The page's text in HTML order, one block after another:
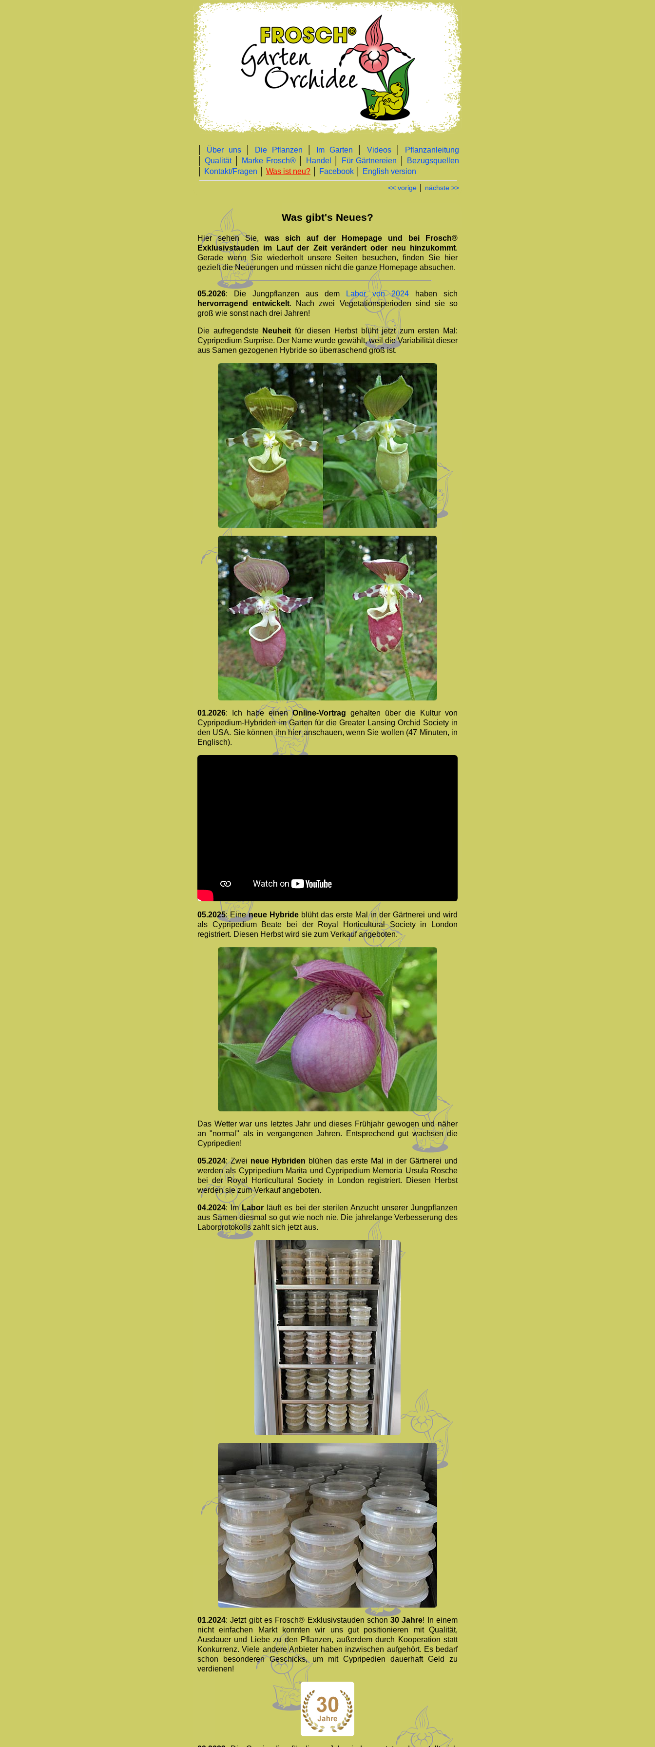
Über uns│ Die Pflanzen Im Garten Videos│
Pflanzanleitung
│Qualität│ Marke Frosch®│ Handel Für Gärtnereien
Bezugsquellen
Kontakt/Fragen Was ist neu? Facebook English version
<< vorige nächste >>
Was gibt's Neues?
Hier sehen Sie, was sich auf der Homepage und bei Frosch®
Exklusivstauden im Lauf der Zeit verändert oder neu hinzukommt.
Gerade wenn Sie wiederholt unsere Seiten besuchen, finden Sie hier
gezielt die Neuerungen und müssen nicht die ganze Homepage absuchen.
05.2026: Die Jungpflanzen aus dem Labor von 2024 haben sich
hervorragend entwickelt. Nach zwei Vegetationsperioden sind sie so
groß wie sonst nach drei Jahren!
Die aufregendste Neuheit für diesen Herbst blüht jetzt zum ersten Mal:
Cypripedium Surprise. Der Name wurde gewählt, weil die Variabilität dieser
aus Samen gezogenen Hybride so überraschend groß ist.
01.2026: Ich habe einenOnline-Vortrag gehalten über die Kultur von
Cypripedium-Hybriden im Garten für die Greater Lansing Orchid Society in
den USA. Sie können ihn hier anschauen, wenn Sie wollen (47 Minuten, in
Englisch).
05.2025: Eineneue Hybride blüht das erste Mal in der Gärtnerei und wird
als Cypripedium Beate bei der Royal Horticultural Society in London
registriert. Diesen Herbst wird sie zum Verkauf angeboten.
Das Wetter war uns letztes Jahr und dieses Frühjahr gewogen und näher
an "normal" als in vergangenen Jahren. Entsprechend gut wachsen die
Cypripedien!
05.2024: Zwei neue Hybriden blühen das erste Mal in der Gärtnerei und
werden als Cypripedium Marita und Cypripedium Memoria Ursula Rosche
bei der Royal Horticultural Society in London registriert. Diesen Herbst
werden sie zum Verkauf angeboten.
04.2024: Im Laborläuft es bei der sterilen Anzucht unserer Jungpflanzen
aus Samen diesmal so gut wie noch nie. Die jahrelange Verbesserung des
Laborprotokolls zahlt sich jetzt aus.
01.2024: Jetzt gibt es Frosch® Exklusivstauden schon30 Jahre! In einem
nicht einfachen Markt konnten wir uns gut positionieren mit Qualität,
Ausdauer und Liebe zu den Pflanzen, außerdem durch Kooperation statt
Konkurrenz. Viele andere Anbieter haben inzwischen aufgehört. Es bedarf
schon besonderen Geschicks, um mit Cypripedien dauerhaft Geld zu
verdienen!